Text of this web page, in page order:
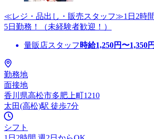
≪レジ・品出し・販売スタッフ≫1日2時
5日勤務！（未経験者歓迎！）
量販店スタッフ 時給1,250円〜1,350円
勤務地
面接地
香川県高松市多肥上町1210
太田(高松)駅 徒歩7分
シフト